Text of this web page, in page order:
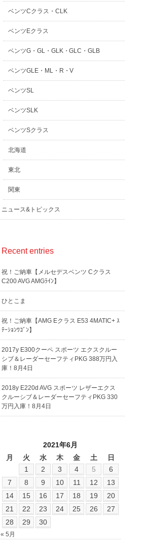
ベンツCクラス・CLK
ベンツEクラス
ベンツG・GL・GLK・GLC・GLB
ベンツGLE・ML・R・V
ベンツSL
ベンツSLK
ベンツSクラス
北海道
東北
関東
ニュース&トピックス
Recent entries
祝！ご納車【メルセデスベンツ Cクラス
C200 AVG AMGﾗｲﾝ】
ひとこま
祝！ご納車【AMG Eクラス E53 4MATIC+ ｽ
ﾃｰｼｮﾝﾜｺﾞﾝ】
2017y E300クーペ スポーツ エクスクルー
シブ＆レーダーセーフティPKG 388万円入
庫！8月4日
2018y E220d AVG スポーツ レザーエクス
クルーシブ＆レーダーセーフティPKG 330
万円入庫！8月4日
2021年6月
月
火 水 木 金 土
日
1
2 3 4 5
6
7
8 9 10 11 12
13
14
15 16 17 18 19
20
21
22 23 24 25 26
27
28
29 30
« 5月